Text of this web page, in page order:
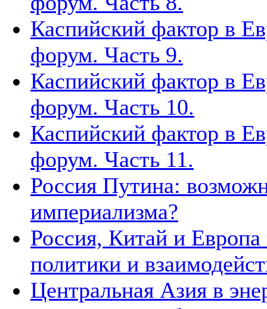
Каспийский фактор в
форум. Часть 9.
Каспийский фактор в
форум. Часть 10.
Каспийский фактор в
форум. Часть 11.
Россия Путина:
империализма?
Россия, Китай и
политики и
Центральная Азия в